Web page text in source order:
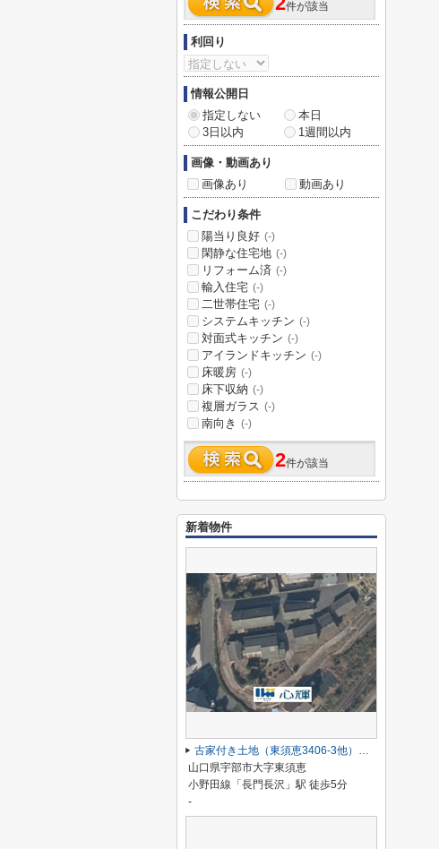
件が該当
利回り
情報公開日
指定しない
本日
3日以内
1週間以内
画像・動画あり
画像あり
動画あり
こだわり条件
陽当り良好 (-)
閑静な住宅地 (-)
リフォーム済 (-)
輸入住宅 (-)
二世帯住宅 (-)
システムキッチン (-)
対面式キッチン (-)
アイランドキッチン (-)
床暖房 (-)
床下収納 (-)
複層ガラス (-)
南向き (-)
2件が該当
新着物件
古家付き土地（東須恵3406-3他）約776坪・現況渡し
山口県宇部市大字東須恵
小野田線「長門長沢」駅 徒歩5分
-